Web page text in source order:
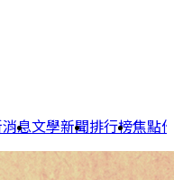
消息文學新聞排行榜焦點